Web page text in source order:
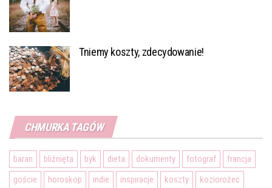
Tniemy koszty, zdecydowanie!
CHMURKA TAGÓW
baran bliźnięta byk dieta dokumenty fotograf
francja
goście
horoskop indie inspiracje koszty
koziorożec